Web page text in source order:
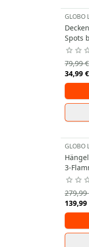
GLOBO
Spots
34,99 €
79,99 €
GLOBO
3-
139,99
279,99